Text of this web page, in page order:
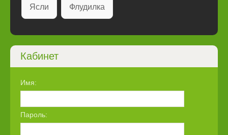
Ясли Флудилка
Кабинет
Имя:
Пароль: